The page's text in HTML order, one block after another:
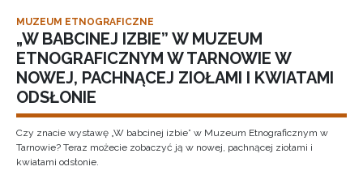
MUZEUM ETNOGRAFICZNE
„W BABCINEJ IZBIE” W MUZEUM
ETNOGRAFICZNYM W TARNOWIE W
NOWEJ, PACHNĄCEJ ZIOŁAMI I KWIATAMI
ODSŁONIE
Czy znacie wystawę „W babcinej izbie” w Muzeum Etnograficznym w
Tarnowie? Teraz możecie zobaczyć ją w nowej, pachnącej ziołami i
kwiatami odsłonie.